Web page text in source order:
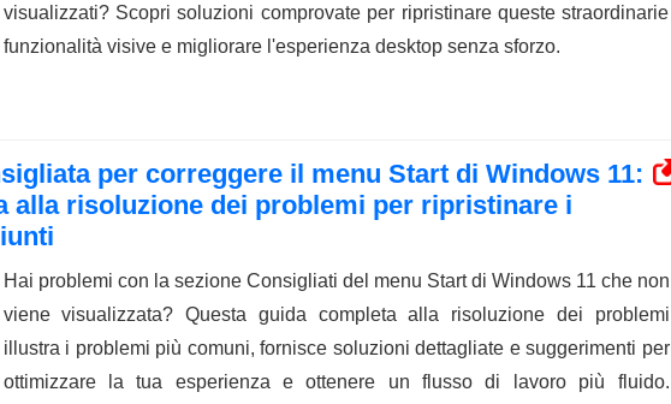
visualizzati? Scopri soluzioni comprovate per ripristinare queste straordinarie
funzionalità visive e migliorare l'esperienza desktop senza sforzo.
per correggere il menu Start di Windows 11:
alla risoluzione dei problemi per ripristinare i
Hai problemi con la sezione Consigliati del menu Start di Windows 11 che non
viene visualizzata? Questa guida completa alla risoluzione dei problemi
illustra i problemi più comuni, fornisce soluzioni dettagliate e suggerimenti per
ottimizzare la tua esperienza e ottenere un flusso di lavoro più fluido.